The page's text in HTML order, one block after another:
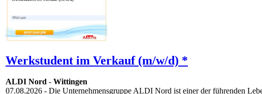
Werkstudent im Verkauf (m/w/d) *
ALDI Nord - Wittingen
07.08.2026 - Die Unternehmensgruppe ALDI Nord ist einer der führenden